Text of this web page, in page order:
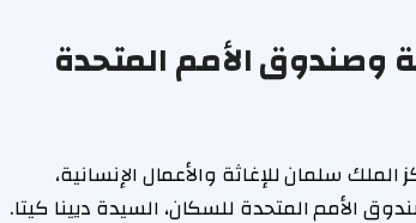
وصندوق الأمم المتحدة
سلمان للإغاثة والأعمال الإنسانية،
الأمم المتحدة للسكان، السيدة ديينا كيتا.